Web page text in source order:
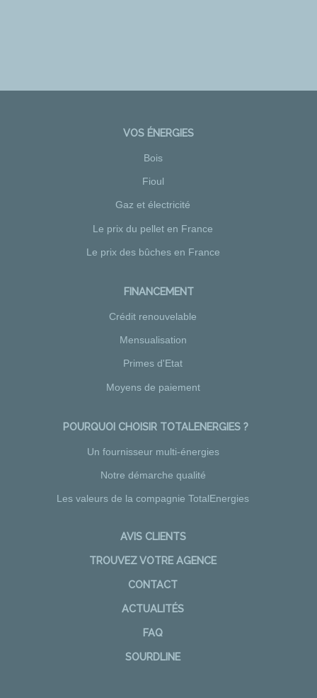
VOS ÉNERGIES
Bois
Fioul
Gaz et électricité
Le prix du pellet en France
Le prix des bûches en France
FINANCEMENT
Crédit renouvelable
Mensualisation
Primes d'Etat
Moyens de paiement
POURQUOI CHOISIR TOTALENERGIES ?
Un fournisseur multi-énergies
Notre démarche qualité
Les valeurs de la compagnie TotalEnergies
AVIS CLIENTS
TROUVEZ VOTRE AGENCE
CONTACT
ACTUALITÉS
FAQ
SOURDLINE